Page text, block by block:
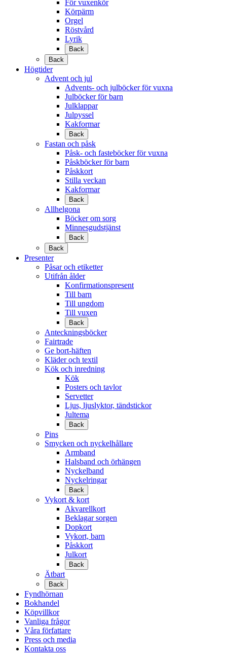
För vuxenkör
Körpärm
Orgel
Röstvård
Lyrik
Back
Back
Högtider
Advent och jul
Advents- och julböcker för vuxna
Julböcker för barn
Julklappar
Julpyssel
Kakformar
Back
Fastan och påsk
Påsk- och fasteböcker för vuxna
Påskböcker för barn
Påskkort
Stilla veckan
Kakformar
Back
Allhelgona
Böcker om sorg
Minnesgudstjänst
Back
Back
Presenter
Påsar och etiketter
Utifrån ålder
Konfirmationspresent
Till barn
Till ungdom
Till vuxen
Back
Anteckningsböcker
Fairtrade
Ge bort-häften
Kläder och textil
Kök och inredning
Kök
Posters och tavlor
Servetter
Ljus, ljuslyktor, tändstickor
Jultema
Back
Pins
Smycken och nyckelhållare
Armband
Halsband och örhängen
Nyckelband
Nyckelringar
Back
Vykort & kort
Akvarellkort
Beklagar sorgen
Dopkort
Vykort, barn
Påskkort
Julkort
Back
Ätbart
Back
Fyndhörnan
Bokhandel
Köpvillkor
Vanliga frågor
Våra författare
Press och media
Kontakta oss